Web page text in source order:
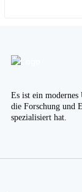
Es ist ein
die Forschung und
spezialisiert hat.